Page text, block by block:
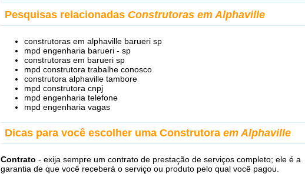
Pesquisas relacionadas Construtoras em Alphaville
construtoras em alphaville barueri sp
mpd engenharia barueri - sp
construtoras em barueri sp
mpd construtora trabalhe conosco
construtora alphaville tambore
mpd construtora cnpj
mpd engenharia telefone
mpd engenharia vagas
Dicas para você escolher uma Construtora em Alphaville
Contrato - exija sempre um contrato de prestação de serviços completo; ele é a
garantia de que você receberá o serviço ou produto pelo qual você pagou.